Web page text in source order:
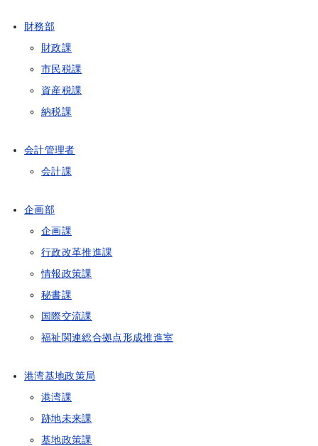
財務部
財政課
市民税課
資産税課
納税課
会計管理者
会計課
企画部
企画課
行政改革推進課
情報政策課
秘書課
国際交流課
福祉関連総合拠点形成推進室
港湾基地政策局
港湾課
跡地未来課
基地政策課